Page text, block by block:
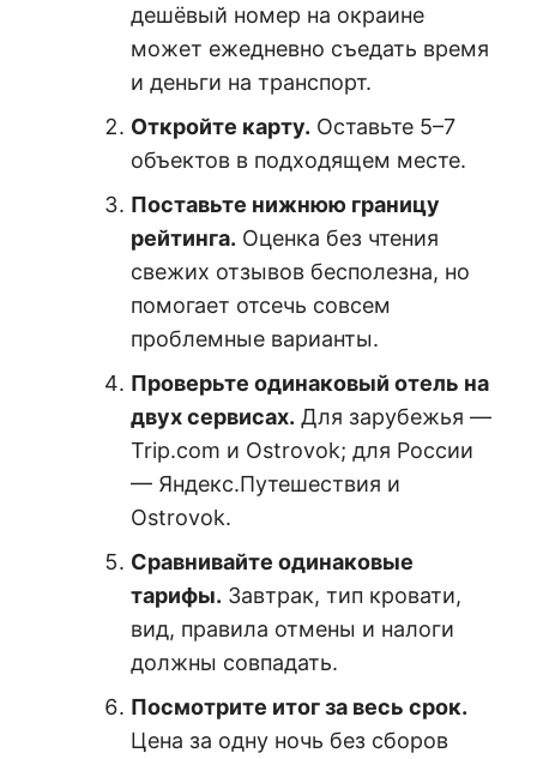
дешёвый номер на окраине
может ежедневно съедать время
и деньги на транспорт.
Откройте карту. Оставьте 5–7
объектов в подходящем месте.
Поставьте нижнюю границу
рейтинга. Оценка без чтения
свежих отзывов бесполезна, но
помогает отсечь совсем
проблемные варианты.
Проверьте одинаковый отель на
двух сервисах. Для зарубежья —
Trip.com и Ostrovok; для России
— Яндекс.Путешествия и
Ostrovok.
Сравнивайте одинаковые
тарифы. Завтрак, тип кровати,
вид, правила отмены и налоги
должны совпадать.
Посмотрите итог за весь срок.
Цена за одну ночь без сборов